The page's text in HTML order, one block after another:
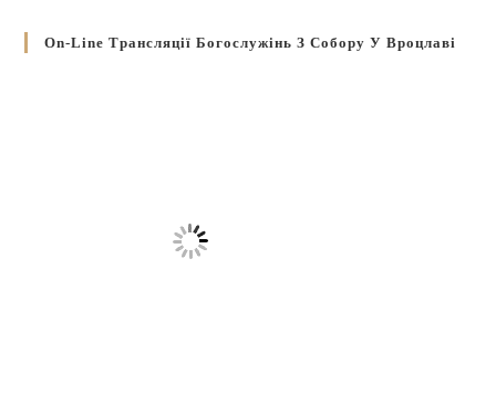
On-Line Трансляції Богослужінь З Собору У Вроцлаві